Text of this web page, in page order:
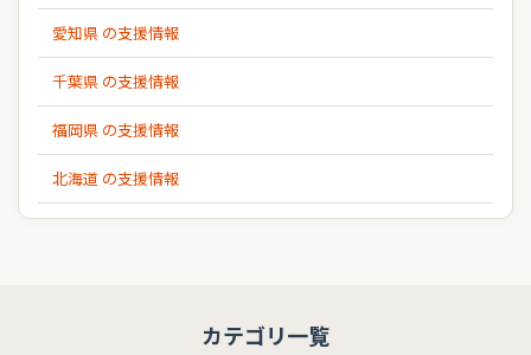
愛知県 の支援情報
千葉県 の支援情報
福岡県 の支援情報
北海道 の支援情報
カテゴリ一覧